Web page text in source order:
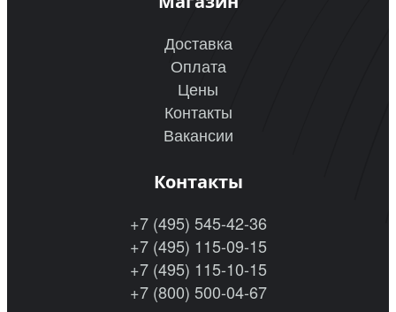
Доставка
Оплата
Цены
Контакты
Вакансии
Контакты
+7 (495) 545-42-36
+7 (495) 115-09-15
+7 (495) 115-10-15
+7 (800) 500-04-67